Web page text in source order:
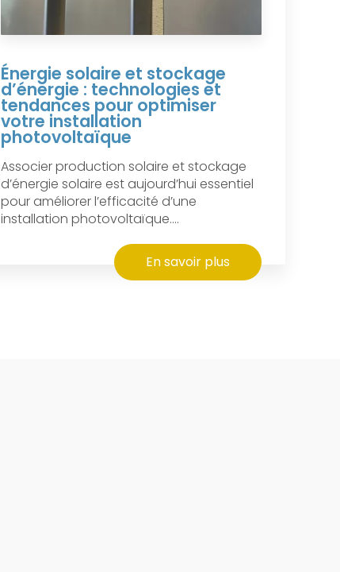
Énergie solaire et stockage
d’énergie : technologies et
tendances pour optimiser
votre installation
photovoltaïque
Associer production solaire et stockage
d’énergie solaire est aujourd’hui essentiel
pour améliorer l’efficacité d’une
installation photovoltaïque....
En savoir plus